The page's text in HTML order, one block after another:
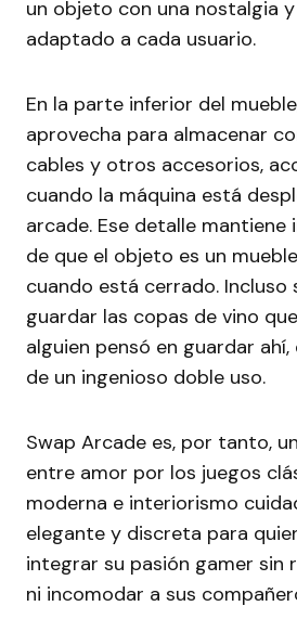
un objeto con una nostalgia
adaptado a cada usuario.
En la parte inferior del
aprovecha para almacenar
cables y otros accesorios,
cuando la máquina está
arcade. Ese detalle mantiene
de que el objeto es un
cuando está cerrado. Incluso
guardar las copas de vino
alguien pensó en guardar
de un ingenioso doble uso.
Swap Arcade es, por tanto,
entre amor por los juegos
moderna e interiorismo
elegante y discreta para
integrar su pasión gamer sin
ni incomodar a sus